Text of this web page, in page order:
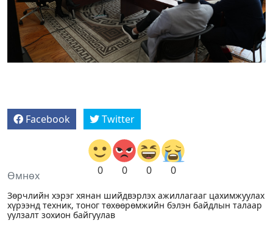
Facebook Twitter
0 0 0 0
Өмнөх
Зөрчлийн хэрэг хянан шийдвэрлэх ажиллагааг цахимжуулах
хүрээнд техник, тоног төхөөрөмжийн бэлэн байдлын талаар
уулзалт зохион байгуулав